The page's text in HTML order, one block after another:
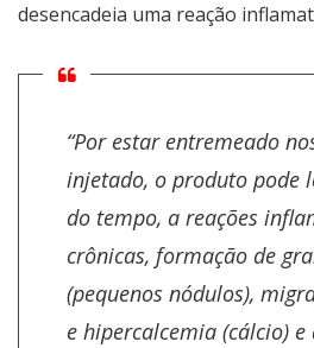
desencadeia uma reação
“Por estar entremeado
injetado, o produto pode
do tempo, a reações
crônicas, formação de
(pequenos nódulos),
e hipercalcemia (cálcio)